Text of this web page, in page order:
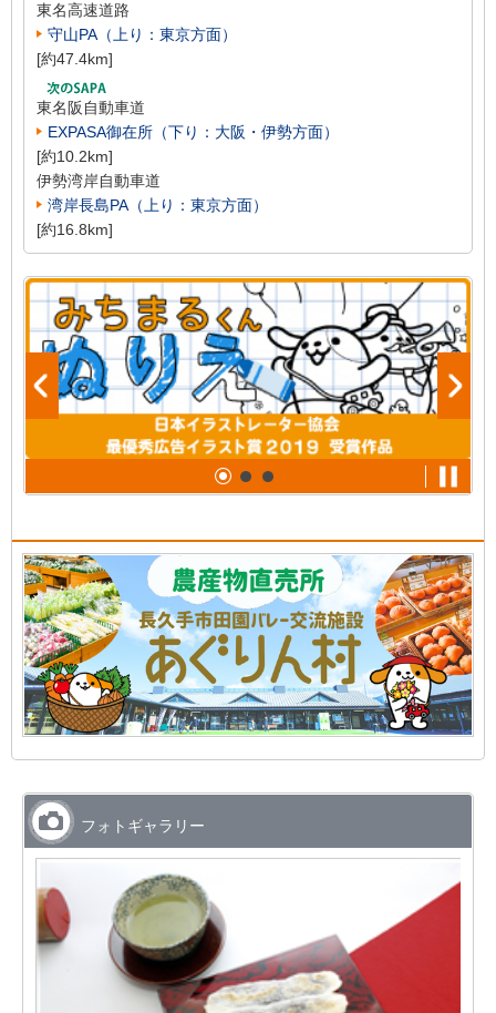
東名高速道路
守山PA（上り：東京方面）
[約47.4km]
東名阪自動車道
EXPASA御在所（下り：大阪・伊勢方面）
[約10.2km]
伊勢湾岸自動車道
湾岸長島PA（上り：東京方面）
[約16.8km]
フォトギャラリー